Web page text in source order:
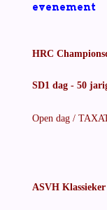
evenement
HRC
SD1 dag - 50
Open dag /
ASVH Klassieker